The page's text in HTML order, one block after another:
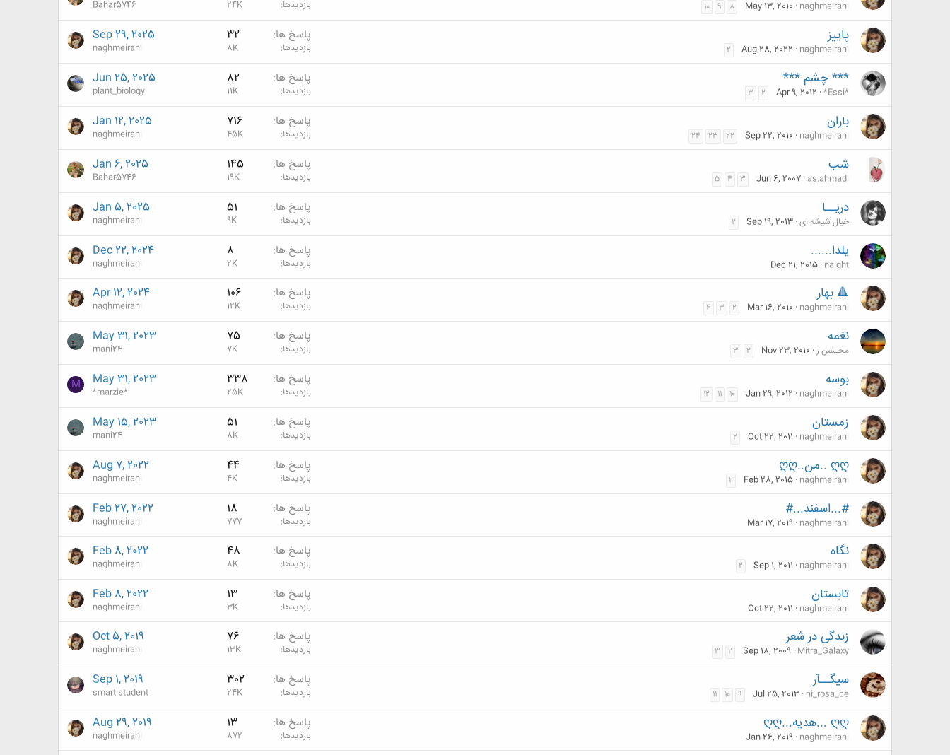
naghmeirani
May 13, 2010
8
9
10 بازدیدها 24K
Bahar5746
پاییز
naghmeirani
Aug 28, 2022
2
پاسخ ها 32
بازدیدها 8K
Sep 29, 2025
naghmeirani
*** چشم ***
*Essi*
Apr 9, 2012
2
3
پاسخ ها 82
بازدیدها 11K
Jun 25, 2025
plant_biology
باران
naghmeirani
Sep 22, 2010
22
23
24
پاسخ ها 716
بازدیدها 45K
Jan 12, 2025
naghmeirani
شب
as.ahmadi
Jun 6, 2007
3
4
5
پاسخ ها 145
بازدیدها 19K
Jan 6, 2025
Bahar5746
دریــا
خیال شیشه ای Sep 19, 2013
2
پاسخ ها 51
بازدیدها 9K
Jan 5, 2025
naghmeirani
یلدا......
naight
Dec 21, 2015
پاسخ ها 8
بازدیدها 2K
Dec 22, 2024
naghmeirani
🔺️ بهار
naghmeirani
Mar 16, 2010
2
3
4
پاسخ ها 106
بازدیدها 12K
Apr 12, 2024
naghmeirani
نغمه
محـسن ز Nov 23, 2010
2
3
پاسخ ها 75
بازدیدها 7K
May 31, 2023
mani24
بوسه
naghmeirani
Jan 29, 2012
10
11
12
پاسخ ها 338
بازدیدها 25K
May 31, 2023
*marzie*
M
زمستان
naghmeirani
Oct 22, 2011
2
پاسخ ها 51
بازدیدها 8K
May 15, 2023
mani24
ღღ ..من..ღღ
naghmeirani
Feb 28, 2015
2
پاسخ ها 44
بازدیدها 4K
Aug 7, 2022
naghmeirani
#...اسفند...#
naghmeirani
Mar 17, 2019
پاسخ ها 18
بازدیدها 777
Feb 27, 2022
naghmeirani
نگاه
naghmeirani
Sep 1, 2011
2
پاسخ ها 48
بازدیدها 8K
Feb 8, 2022
naghmeirani
تابستان
naghmeirani
Oct 22, 2011
پاسخ ها 13
بازدیدها 3K
Feb 8, 2022
naghmeirani
زندگی در شعر
Mitra_Galaxy
Sep 18, 2009
2
3
پاسخ ها 76
بازدیدها 13K
Oct 5, 2019
naghmeirani
سیگــآر
ni_rosa_ce
Jul 25, 2013
9
10
11
پاسخ ها 302
بازدیدها 24K
Sep 1, 2019
smart student
ღღ ...هدیه...ღღ
naghmeirani
Jan 26, 2019
پاسخ ها 13
بازدیدها 872
Aug 29, 2019
naghmeirani